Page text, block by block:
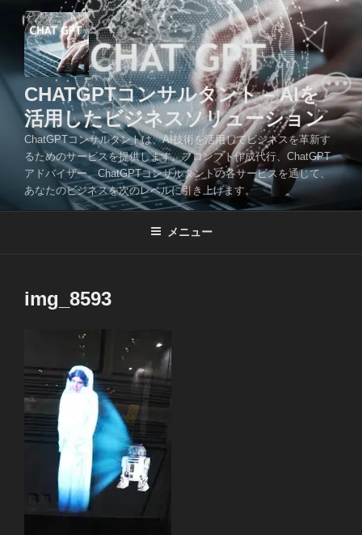
ツ
CHATGPTコンサルタント – AIを
活用したビジネスソリューション
ChatGPTコンサルタントは、AI技術を活用してビジネスを革新す
るためのサービスを提供します。プロンプト作成代行、ChatGPT
アドバイザー、ChatGPTコンサルタントの各サービスを通じて、
あなたのビジネスを次のレベルに引き上げます。
メニュー
img_8593